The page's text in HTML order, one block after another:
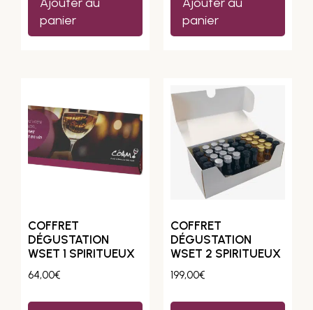
Ajouter au
panier
Ajouter au
panier
COFFRET
DÉGUSTATION
WSET 1 SPIRITUEUX
64,00€
COFFRET
DÉGUSTATION
WSET 2 SPIRITUEUX
199,00€